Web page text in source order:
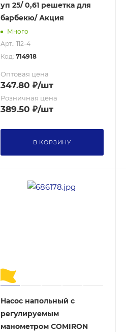
уп 25/ 0,61 решетка для
барбекю/ Акция
Много
Арт.: 112-4
Код: 714918
Оптовая цена
347.80 ₽/шт
Розничная цена
389.50 ₽/шт
В КОРЗИНУ
Насос напольный с
регулируемым
манометром COMIRON